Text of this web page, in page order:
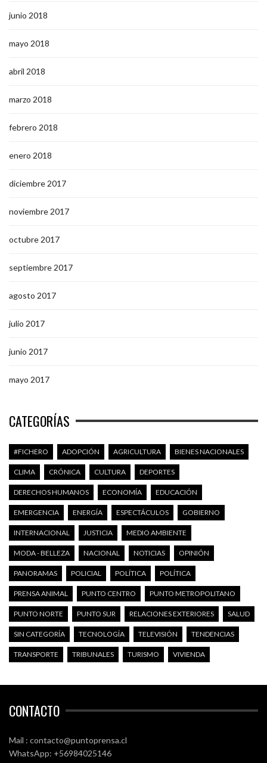
junio 2018
mayo 2018
abril 2018
marzo 2018
febrero 2018
enero 2018
diciembre 2017
noviembre 2017
octubre 2017
septiembre 2017
agosto 2017
julio 2017
junio 2017
mayo 2017
CATEGORÍAS
#FICHERO ADOPCIÓN AGRICULTURA BIENES NACIONALES
CLIMA CRÓNICA CULTURA DEPORTES
DERECHOS HUMANOS ECONOMÍA EDUCACIÓN
EMERGENCIA ENERGÍA ESPECTÁCULOS GOBIERNO
INTERNACIONAL JUSTICIA MEDIO AMBIENTE
MODA - BELLEZA NACIONAL NOTICIAS OPINIÓN
PANORAMAS POLICIAL POLÍTICA POLÍTICA
PRENSA ANIMAL PUNTO CENTRO PUNTO METROPOLITANO
PUNTO NORTE PUNTO SUR RELACIONES EXTERIORES SALUD
SIN CATEGORÍA TECNOLOGÍA TELEVISIÓN TENDENCIAS
TRANSPORTE TRIBUNALES TURISMO VIVIENDA
CONTACTO
Mail : contacto@puntoprensa.cl
WhatsApp: +56984025146